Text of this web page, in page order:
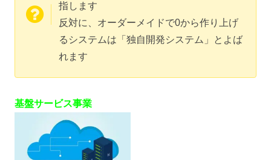
指します
反対に、オーダーメイドで0から作り上げ
るシステムは「独自開発システム」とよば
れます
基盤サービス事業